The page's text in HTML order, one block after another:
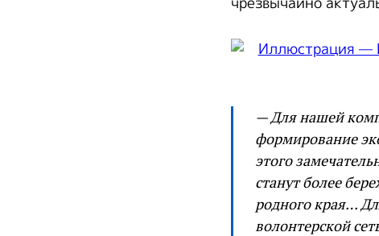
— Для нашей
формирование
этого
станут более
родного края…
волонтерской